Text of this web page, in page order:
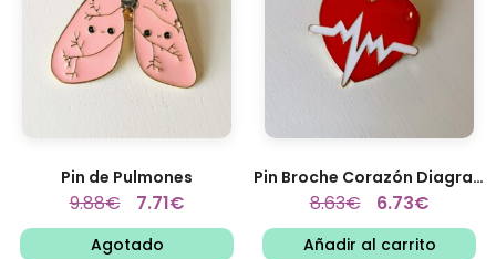
Pin de Pulmones
9.88€ 7.71€
Agotado
Pin Broche Corazón Diagrama...
8.63€ 6.73€
Añadir al carrito